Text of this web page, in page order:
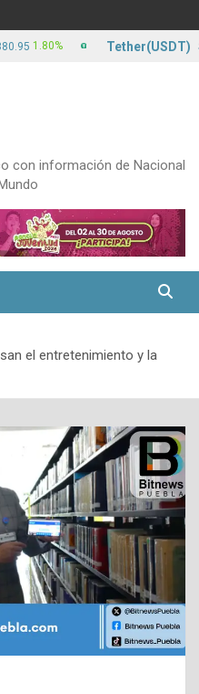
con información de Nacional
el entretenimiento y la
Tether(USDT) $17.22